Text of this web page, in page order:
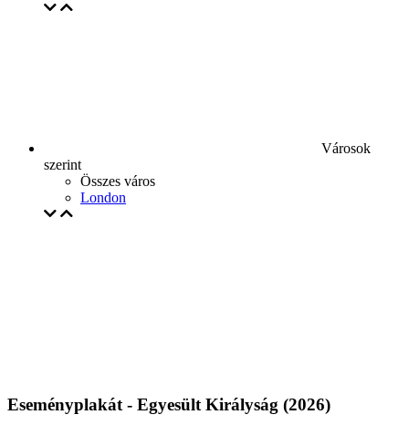
Városok
szerint
Összes város
London
Eseményplakát - Egyesült Királyság (2026)